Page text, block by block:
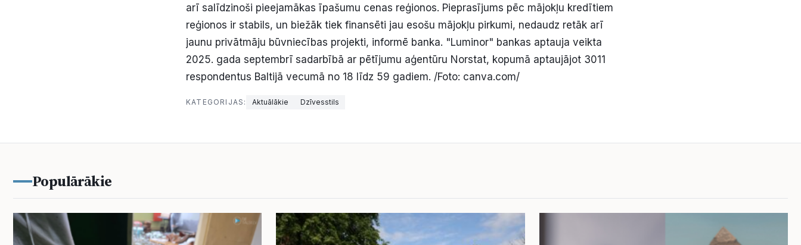
arī salīdzinoši pieejamākas īpašumu cenas reģionos. Pieprasījums pēc mājokļu kredītiem
reģionos ir stabils, un biežāk tiek finansēti jau esošu mājokļu pirkumi, nedaudz retāk arī
jaunu privātmāju būvniecības projekti, informē banka. "Luminor" bankas aptauja veikta
2025. gada septembrī sadarbībā ar pētījumu aģentūru Norstat, kopumā aptaujājot 3011
respondentus Baltijā vecumā no 18 līdz 59 gadiem. /Foto: canva.com/
KATEGORIJAS: Aktuālākie Dzīvesstils
Populārākie